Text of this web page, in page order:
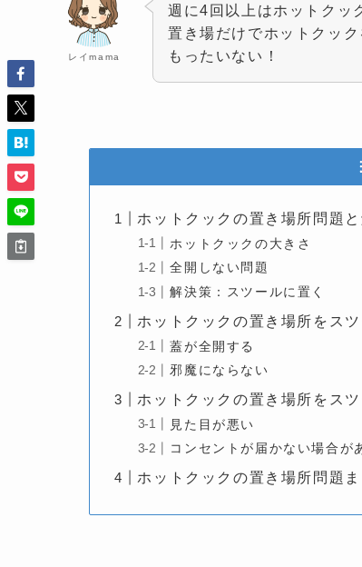
レイmama
週に4回以上はホットクッ
置き場だけでホットクッ
もったいない！
ホットクックの置き場所問題
ホットクックの大きさ
全開しない問題
解決策：スツールに置く
ホットクックの置き場所をス
蓋が全開する
邪魔にならない
ホットクックの置き場所をス
見た目が悪い
コンセントが届かない場合が
ホットクックの置き場所問題ま